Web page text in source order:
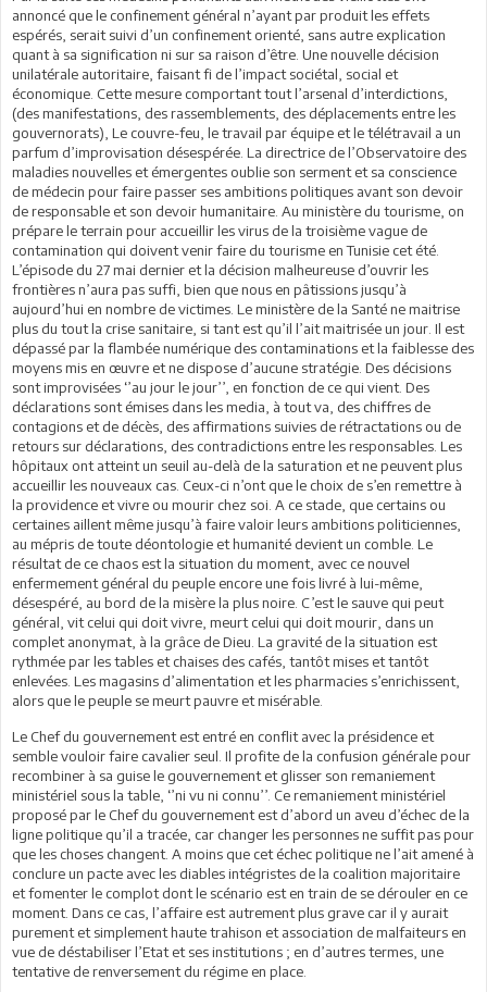
annoncé que le confinement général n’ayant par produit les effets
espérés, serait suivi d’un confinement orienté, sans autre explication
quant à sa signification ni sur sa raison d’être. Une nouvelle décision
unilatérale autoritaire, faisant fi de l’impact sociétal, social et
économique. Cette mesure comportant tout l’arsenal d’interdictions,
(des manifestations, des rassemblements, des déplacements entre les
gouvernorats), Le couvre-feu, le travail par équipe et le télétravail a un
parfum d’improvisation désespérée. La directrice de l’Observatoire des
maladies nouvelles et émergentes oublie son serment et sa conscience
de médecin pour faire passer ses ambitions politiques avant son devoir
de responsable et son devoir humanitaire. Au ministère du tourisme, on
prépare le terrain pour accueillir les virus de la troisième vague de
contamination qui doivent venir faire du tourisme en Tunisie cet été.
L’épisode du 27 mai dernier et la décision malheureuse d’ouvrir les
frontières n’aura pas suffi, bien que nous en pâtissions jusqu’à
aujourd’hui en nombre de victimes. Le ministère de la Santé ne maitrise
plus du tout la crise sanitaire, si tant est qu’il l’ait maitrisée un jour. Il est
dépassé par la flambée numérique des contaminations et la faiblesse des
moyens mis en œuvre et ne dispose d’aucune stratégie. Des décisions
sont improvisées ‘’au jour le jour’’, en fonction de ce qui vient. Des
déclarations sont émises dans les media, à tout va, des chiffres de
contagions et de décès, des affirmations suivies de rétractations ou de
retours sur déclarations, des contradictions entre les responsables. Les
hôpitaux ont atteint un seuil au-delà de la saturation et ne peuvent plus
accueillir les nouveaux cas. Ceux-ci n’ont que le choix de s’en remettre à
la providence et vivre ou mourir chez soi. A ce stade, que certains ou
certaines aillent même jusqu’à faire valoir leurs ambitions politiciennes,
au mépris de toute déontologie et humanité devient un comble. Le
résultat de ce chaos est la situation du moment, avec ce nouvel
enfermement général du peuple encore une fois livré à lui-même,
désespéré, au bord de la misère la plus noire. C’est le sauve qui peut
général, vit celui qui doit vivre, meurt celui qui doit mourir, dans un
complet anonymat, à la grâce de Dieu. La gravité de la situation est
rythmée par les tables et chaises des cafés, tantôt mises et tantôt
enlevées. Les magasins d’alimentation et les pharmacies s’enrichissent,
alors que le peuple se meurt pauvre et misérable.
Le Chef du gouvernement est entré en conflit avec la présidence et
semble vouloir faire cavalier seul. Il profite de la confusion générale pour
recombiner à sa guise le gouvernement et glisser son remaniement
ministériel sous la table, ‘’ni vu ni connu’’. Ce remaniement ministériel
proposé par le Chef du gouvernement est d’abord un aveu d’échec de la
ligne politique qu’il a tracée, car changer les personnes ne suffit pas pour
que les choses changent. A moins que cet échec politique ne l’ait amené à
conclure un pacte avec les diables intégristes de la coalition majoritaire
et fomenter le complot dont le scénario est en train de se dérouler en ce
moment. Dans ce cas, l’affaire est autrement plus grave car il y aurait
purement et simplement haute trahison et association de malfaiteurs en
vue de déstabiliser l’Etat et ses institutions ; en d’autres termes, une
tentative de renversement du régime en place.